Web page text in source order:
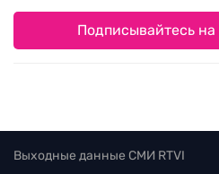
Подписывайтесь на
Выходные данные СМИ RTVI